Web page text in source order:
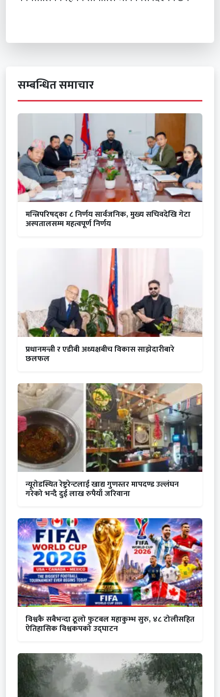
सम्बन्धित समाचार
मन्त्रिपरिषद्का ८ निर्णय सार्वजनिक, मुख्य सचिवदेखि गेटा
अस्पतालसम्म महत्वपूर्ण निर्णय
प्रधानमन्त्री र एडीबी अध्यक्षबीच विकास साझेदारीबारे
छलफल
न्यूरोडस्थित रेष्टुरेन्टलाई खाद्य गुणस्तर मापदण्ड उल्लंघन
गरेको भन्दै दुई लाख रुपैयाँ जरिवाना
विश्वकै सबैभन्दा ठूलो फुटबल महाकुम्भ सुरु, ४८ टोलीसहित
ऐतिहासिक विश्वकपको उद्घाटन